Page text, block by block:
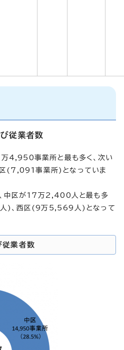
従業者数
4,950事業所と最も多く、次い
(7,091事業所)となっていま
中区が17万2,400人と最も多
)、西区(9万5,569人)となって
業者数